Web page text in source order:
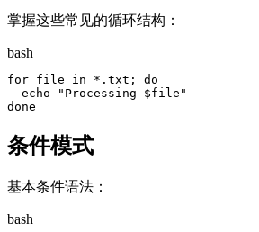
掌握这些常见的循环结构：
bash
for file in *.txt; do
  echo "Processing $file"
done
条件模式
基本条件语法：
bash